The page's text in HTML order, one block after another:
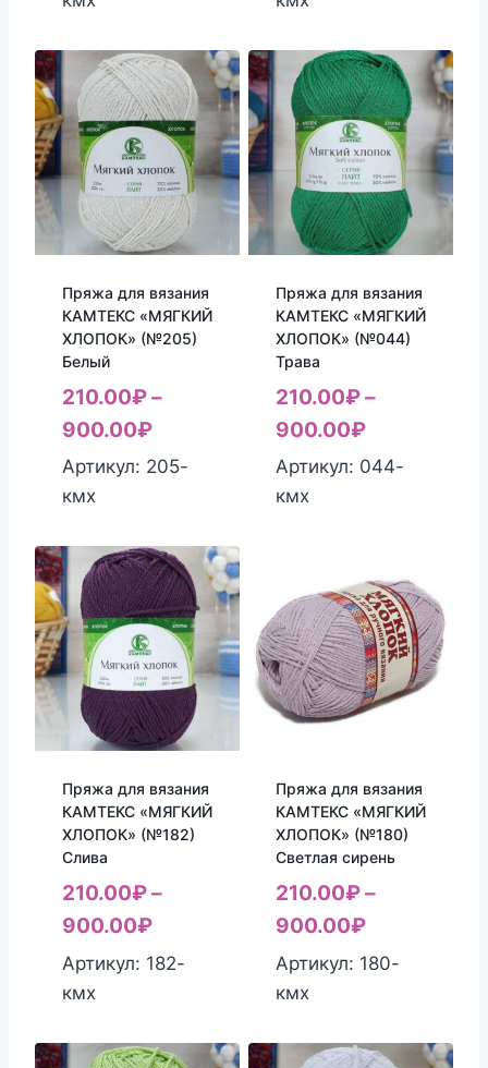
Пряжа для вязания
КАМТЕКС «МЯГКИЙ
ХЛОПОК» (№205)
Белый
210.00₽–
900.00₽
Артикул: 205-
кмх
Пряжа для вязания
КАМТЕКС «МЯГКИЙ
ХЛОПОК» (№044)
Трава
210.00₽–
900.00₽
Артикул: 044-
кмх
Пряжа для вязания
КАМТЕКС «МЯГКИЙ
ХЛОПОК» (№182)
Слива
210.00₽–
900.00₽
Артикул: 182-
кмх
Пряжа для вязания
КАМТЕКС «МЯГКИЙ
ХЛОПОК» (№180)
Светлая сирень
210.00₽–
900.00₽
Артикул: 180-
кмх